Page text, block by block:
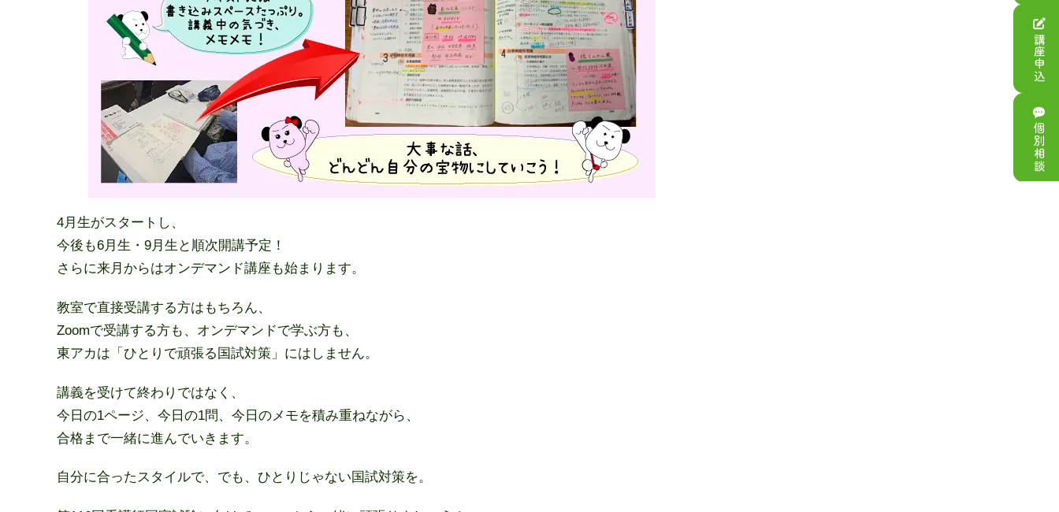
4月生がスタートし、
今後も6月生・9月生と順次開講予定！
さらに来月からはオンデマンド講座も始まります。
教室で直接受講する方はもちろん、
Zoomで受講する方も、オンデマンドで学ぶ方も、
東アカは「ひとりで頑張る国試対策」にはしません。
講義を受けて終わりではなく、
今日の1ページ、今日の1問、今日のメモを積み重ねながら、
合格まで一緒に進んでいきます。
自分に合ったスタイルで、 でも、ひとりじゃない国試対策を。
講座申込
個別相談